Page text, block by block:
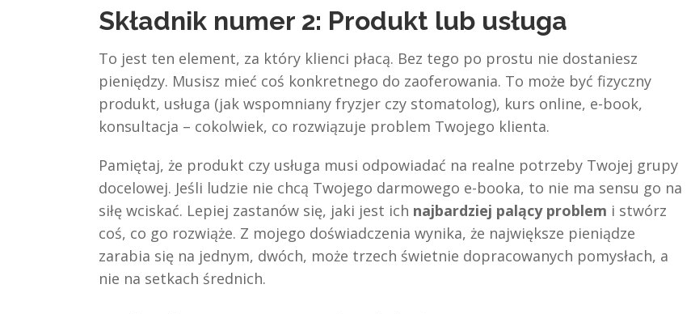
Składnik numer 2: Produkt lub usługa
To jest ten element, za który klienci płacą. Bez tego po prostu nie dostaniesz
pieniędzy. Musisz mieć coś konkretnego do zaoferowania. To może być fizyczny
produkt, usługa (jak wspomniany fryzjer czy stomatolog), kurs online, e-book,
konsultacja – cokolwiek, co rozwiązuje problem Twojego klienta.
Pamiętaj, że produkt czy usługa musi odpowiadać na realne potrzeby Twojej grupy
docelowej. Jeśli ludzie nie chcą Twojego darmowego e-booka, to nie ma sensu go na
siłę wciskać. Lepiej zastanów się, jaki jest ich najbardziej palący problem i stwórz
coś, co go rozwiąże. Z mojego doświadczenia wynika, że największe pieniądze
zarabia się na jednym, dwóch, może trzech świetnie dopracowanych pomysłach, a
nie na setkach średnich.